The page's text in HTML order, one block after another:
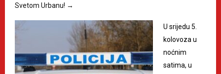
Svetom Urbanu! →
U srijedu 5.
kolovoza u
noćnim
satima, u